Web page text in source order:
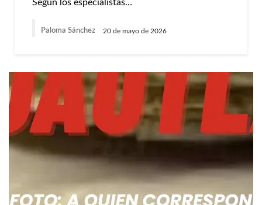
Según los especialistas…
Paloma Sánchez 20 de mayo de 2026